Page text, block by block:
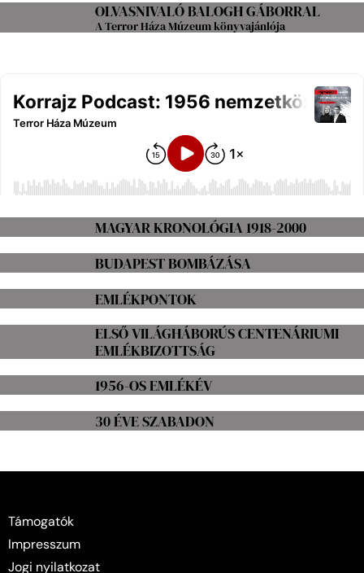
OLVASNIVALÓ BALOGH GÁBORRAL
A Terror Háza Múzeum könyvajánlója
MAGYAR KRONOLÓGIA 1918-2000
BUDAPEST BOMBÁZÁSA
EMLÉKPONTOK
ELSŐ VILÁGHÁBORÚS CENTENÁRIUMI
EMLÉKBIZOTTSÁG
1956-OS EMLÉKÉV
30 ÉVE SZABADON
Támogatók
Impresszum
Jogi nyilatkozat